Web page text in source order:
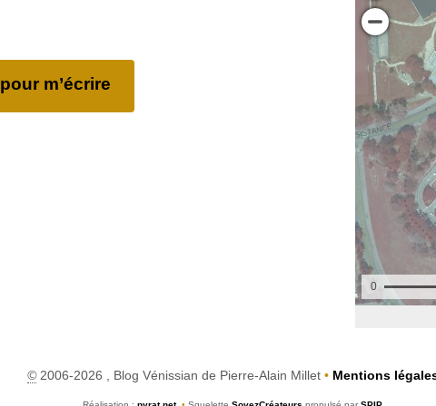
pour m’écrire
©2006-2026 , Blog Vénissian de Pierre-Alain Millet • Mentions